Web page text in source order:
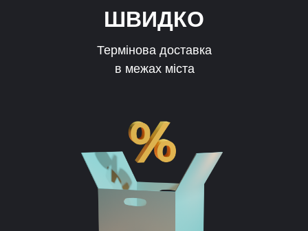
ШВИДКО
Термінова доставка
в межах міста